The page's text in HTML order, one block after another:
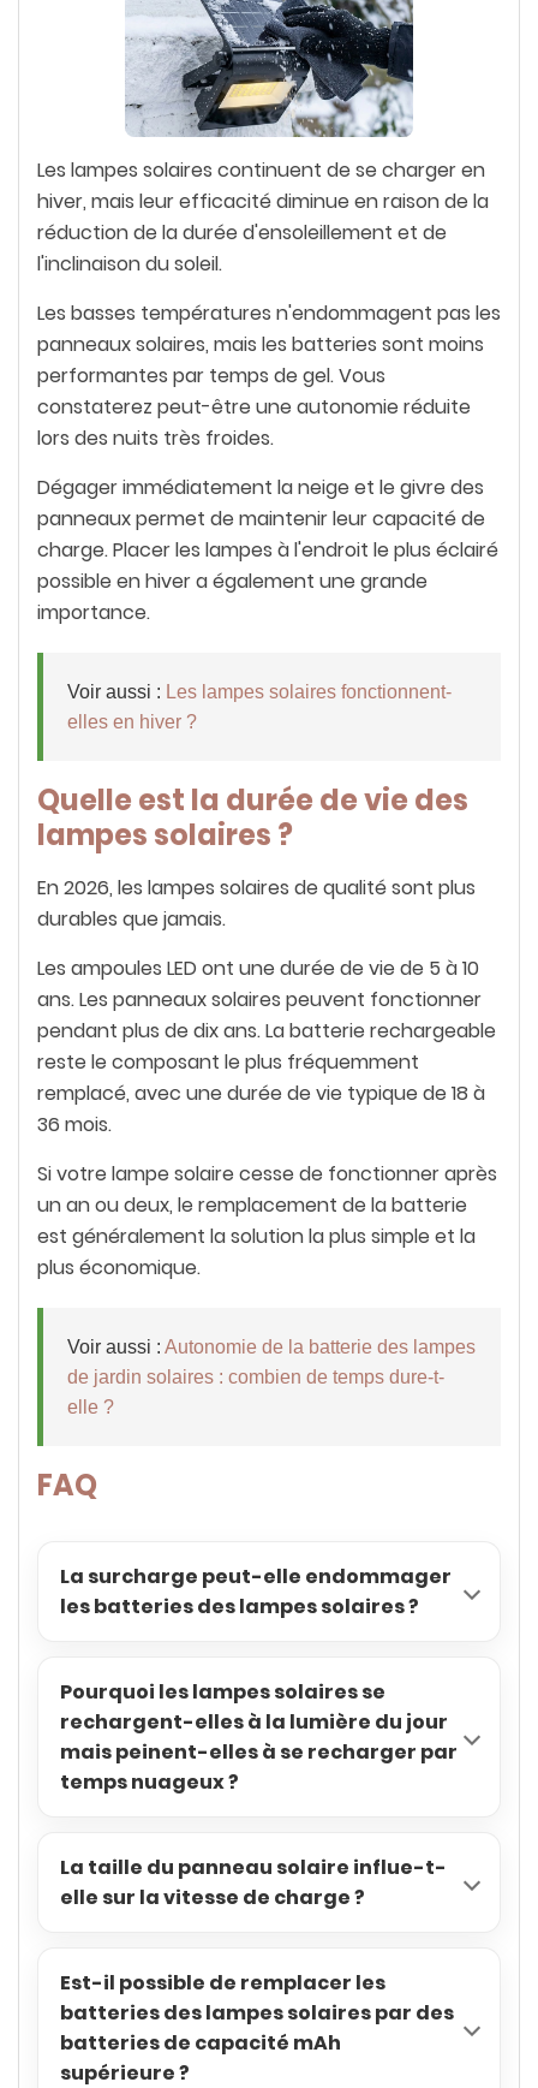
Les lampes solaires continuent de se charger en
hiver, mais leur efficacité diminue en raison de la
réduction de la durée d'ensoleillement et de
l'inclinaison du soleil.
Les basses températures n'endommagent pas les
panneaux solaires, mais les batteries sont moins
performantes par temps de gel. Vous
constaterez peut-être une autonomie réduite
lors des nuits très froides.
Dégager immédiatement la neige et le givre des
panneaux permet de maintenir leur capacité de
charge. Placer les lampes à l'endroit le plus éclairé
possible en hiver a également une grande
importance.
Voir aussi : Les lampes solaires fonctionnent-
elles en hiver ?
Quelle est la durée de vie des
lampes solaires ?
En 2026, les lampes solaires de qualité sont plus
durables que jamais.
Les ampoules LED ont une durée de vie de 5 à 10
ans. Les panneaux solaires peuvent fonctionner
pendant plus de dix ans. La batterie rechargeable
reste le composant le plus fréquemment
remplacé, avec une durée de vie typique de 18 à
36 mois.
Si votre lampe solaire cesse de fonctionner après
un an ou deux, le remplacement de la batterie
est généralement la solution la plus simple et la
plus économique.
Voir aussi : Autonomie de la batterie des lampes
de jardin solaires : combien de temps dure-t-
elle ?
FAQ
La surcharge peut-elle endommager
les batteries des lampes solaires ?
Pourquoi les lampes solaires se
rechargent-elles à la lumière du jour
mais peinent-elles à se recharger par
temps nuageux ?
La taille du panneau solaire influe-t-
elle sur la vitesse de charge ?
Est-il possible de remplacer les
batteries des lampes solaires par des
batteries de capacité mAh
supérieure ?